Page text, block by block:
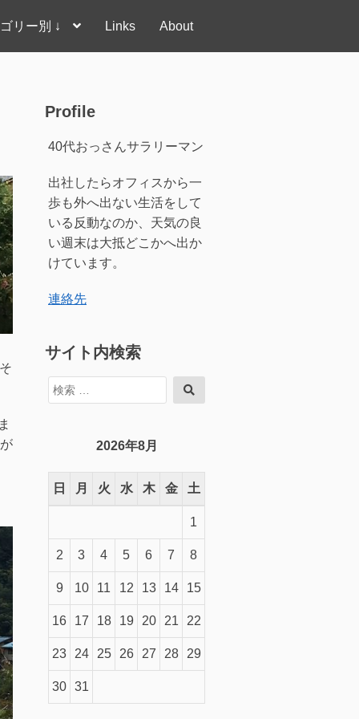
リー別 ↓ Links About
Profile
40代おっさんサラリーマン
出社したらオフィスから一
歩も外へ出ない生活をして
いる反動なのか、天気の良
い週末は大抵どこかへ出か
けています。
連絡先
サイト内検索
検
索
索
2026年8月
日 月 火 水 木 金 土
1
2 3 4 5 6 7 8
9 10 11 12 13 14 15
16 17 18 19 20 21 22
23 24 25 26 27 28 29
30 31